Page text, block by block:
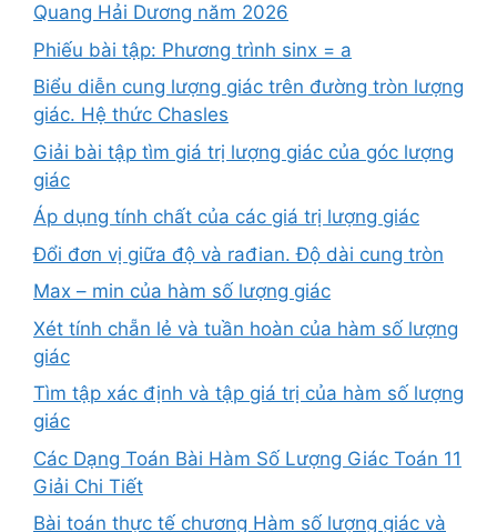
Quang Hải Dương năm 2026
Phiếu bài tập: Phương trình sinx = a
Biểu diễn cung lượng giác trên đường tròn lượng
giác. Hệ thức Chasles
Giải bài tập tìm giá trị lượng giác của góc lượng
giác
Áp dụng tính chất của các giá trị lượng giác
Đổi đơn vị giữa độ và rađian. Độ dài cung tròn
Max – min của hàm số lượng giác
Xét tính chẵn lẻ và tuần hoàn của hàm số lượng
giác
Tìm tập xác định và tập giá trị của hàm số lượng
giác
Các Dạng Toán Bài Hàm Số Lượng Giác Toán 11
Giải Chi Tiết
Bài toán thực tế chương Hàm số lượng giác và